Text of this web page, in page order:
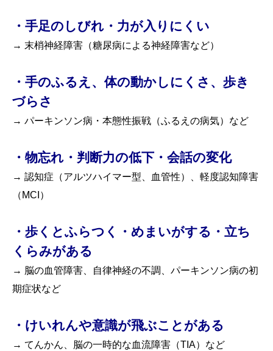
・手足のしびれ・力が入りにくい
→ 末梢神経障害（糖尿病による神経障害など）
・手のふるえ、体の動かしにくさ、歩き
づらさ
→ パーキンソン病・本態性振戦（ふるえの病気）など
・物忘れ・判断力の低下・会話の変化
→ 認知症（アルツハイマー型、血管性）、軽度認知障害
（MCI）
・歩くとふらつく・めまいがする・立ち
くらみがある
→ 脳の血管障害、自律神経の不調、パーキンソン病の初
期症状など
・けいれんや意識が飛ぶことがある
→ てんかん、脳の一時的な血流障害（TIA）など